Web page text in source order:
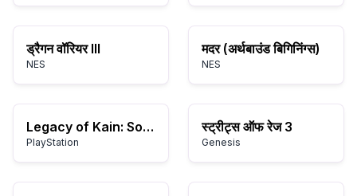
ड्रैगन वॉरियर III
NES
मदर (अर्थबाउंड बिगिनिंग्स)
NES
Legacy of Kain: Soul Reaver
PlayStation
स्ट्रीट्स ऑफ रेज 3
Genesis